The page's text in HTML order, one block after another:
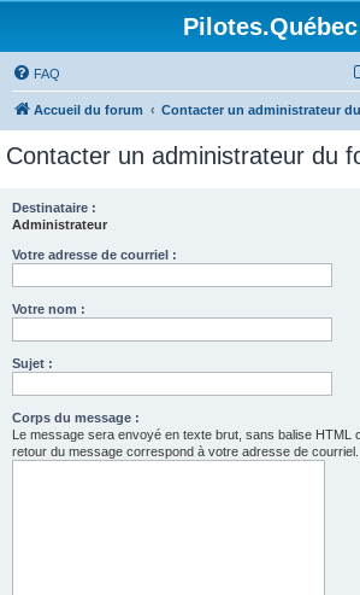
Pilotes.Québec
FAQ
Accueil du forum Contacter un administrateur
Contacter un administrateur du
Destinataire :
Administrateur
Votre adresse de courriel :
Votre nom :
Sujet :
Corps du message :
Le message sera envoyé en texte brut, sans balise HTML
retour du message correspond à votre adresse de courriel.